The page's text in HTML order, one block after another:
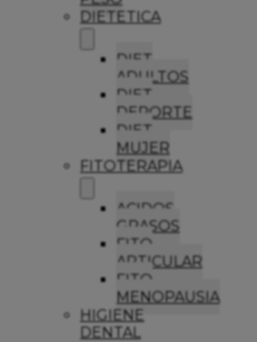
DIETETICA
DIET
ADULTOS
DIET
DEPORTE
DIET
MUJER
FITOTERAPIA
ACIDOS
GRASOS
FITO
ARTICULAR
FITO
MENOPAUSIA
HIGIENE
DENTAL